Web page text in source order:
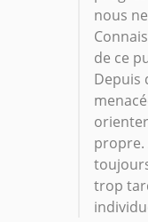
nous
de ce
Depuis
propre.
trop